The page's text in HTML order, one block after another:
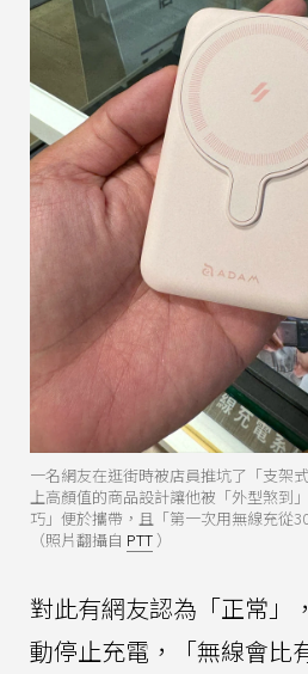
一名網友在逛街時被店員推坑了「支架
上高顏值的商品設計讓他被「外型煞到
巧」便於攜帶，且「第一次用無線充從
（照片翻攝自 PTT ）
對此有網友認為「正常」
動停止充電，「無線會比